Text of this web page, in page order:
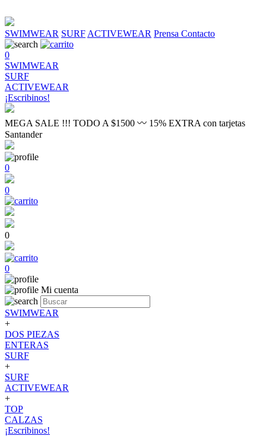
SWIMWEAR SURF ACTIVEWEAR Prensa Contacto
0
SWIMWEAR
SURF
ACTIVEWEAR
¡Escribinos!
MEGA SALE !!! TODO A $1500 〰 15% EXTRA con tarjetas
Santander
0
0
0
0
Mi cuenta
SWIMWEAR
+
DOS PIEZAS
ENTERAS
SURF
+
SURF
ACTIVEWEAR
+
TOP
CALZAS
¡Escribinos!